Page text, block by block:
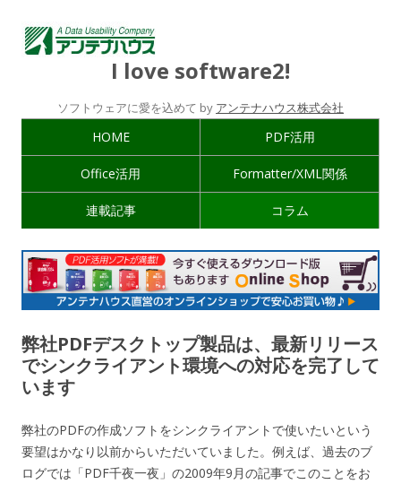
I love software2!
ソフトウェアに愛を込めて by アンテナハウス株式会社
HOME PDF活用
Office活用 Formatter/XML関係
連載記事 コラム
弊社PDFデスクトップ製品は、最新リリース
でシンクライアント環境への対応を完了して
います
弊社のPDFの作成ソフトをシンクライアントで使いたいという
要望はかなり以前からいただいていました。例えば、過去のブ
ログでは「PDF千夜一夜」の2009年9月の記事でこのことをお